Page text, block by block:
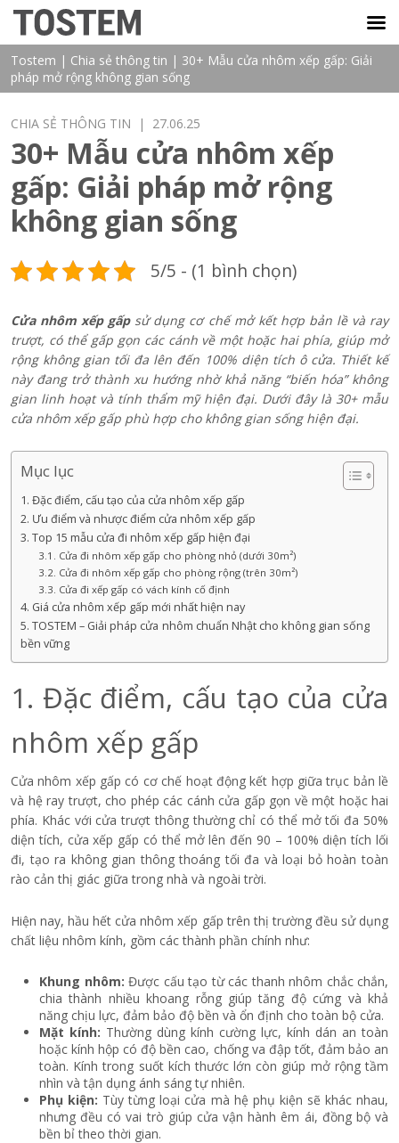
Tostem | Chia sẻ thông tin | 30+ Mẫu cửa nhôm xếp gấp: Giải
pháp mở rộng không gian sống
CHIA SẺ THÔNG TIN | 27.06.25
30+ Mẫu cửa nhôm xếp
gấp: Giải pháp mở rộng
không gian sống
5/5 - (1 bình chọn)
Cửa nhôm xếp gấpsử dụng cơ chế mở kết hợp bản lề và ray
trượt, có thể gấp gọn các cánh về một hoặc hai phía, giúp mở
rộng không gian tối đa lên đến 100% diện tích ô cửa. Thiết kế
này đang trở thành xu hướng nhờ khả năng “biến hóa” không
gian linh hoạt và tính thẩm mỹ hiện đại. Dưới đây là 30+ mẫu
cửa nhôm xếp gấp phù hợp cho không gian sống hiện đại.
Mục lục
1. Đặc điểm, cấu tạo của cửa nhôm xếp gấp
2. Ưu điểm và nhược điểm cửa nhôm xếp gấp
3. Top 15 mẫu cửa đi nhôm xếp gấp hiện đại
3.1. Cửa đi nhôm xếp gấp cho phòng nhỏ (dưới 30m²)
3.2. Cửa đi nhôm xếp gấp cho phòng rộng (trên 30m²)
3.3. Cửa đi xếp gấp có vách kính cố định
4. Giá cửa nhôm xếp gấp mới nhất hiện nay
5. TOSTEM – Giải pháp cửa nhôm chuẩn Nhật cho không gian sống
bền vững
1. Đặc điểm, cấu tạo của cửa
nhôm xếp gấp
Cửa nhôm xếp gấp có cơ chế hoạt động kết hợp giữa trục bản lề
và hệ ray trượt, cho phép các cánh cửa gấp gọn về một hoặc hai
phía. Khác với cửa trượt thông thường chỉ có thể mở tối đa 50%
diện tích, cửa xếp gấp có thể mở lên đến 90 – 100% diện tích lối
đi, tạo ra không gian thông thoáng tối đa và loại bỏ hoàn toàn
rào cản thị giác giữa trong nhà và ngoài trời.
Hiện nay, hầu hết cửa nhôm xếp gấp trên thị trường đều sử dụng
chất liệu nhôm kính, gồm các thành phần chính như:
Khung nhôm: Được cấu tạo từ các thanh nhôm chắc chắn,
chia thành nhiều khoang rỗng giúp tăng độ cứng và khả
năng chịu lực, đảm bảo độ bền và ổn định cho toàn bộ cửa.
Mặt kính: Thường dùng kính cường lực, kính dán an toàn
hoặc kính hộp có độ bền cao, chống va đập tốt, đảm bảo an
toàn. Kính trong suốt kích thước lớn còn giúp mở rộng tầm
nhìn và tận dụng ánh sáng tự nhiên.
Phụ kiện: Tùy từng loại cửa mà hệ phụ kiện sẽ khác nhau,
nhưng đều có vai trò giúp cửa vận hành êm ái, đồng bộ và
bền bỉ theo thời gian.
TOSTEM VIỆT NAM